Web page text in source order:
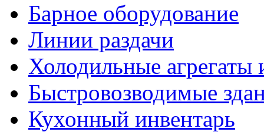
Барное оборудование
Линии раздачи
Холодильные агрегаты
Быстровозводимые
Кухонный инвентарь